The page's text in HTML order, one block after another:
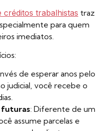
créditos trabalhistas traz
para quem
imediatos.
de esperar anos pelo
judicial, você recebe o
futuras: Diferente de um
assume parcelas e